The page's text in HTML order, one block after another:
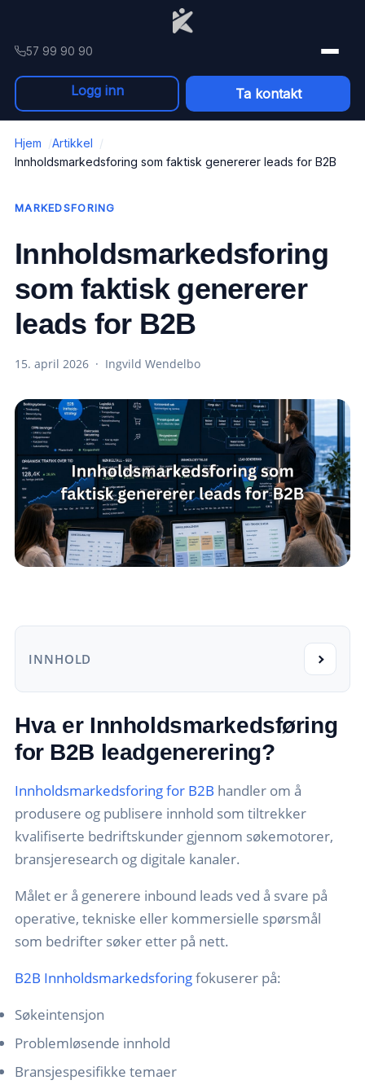
57 99 90 90
Logg inn Ta kontakt
Hjem
Artikkel
Innholdsmarkedsforing som faktisk genererer leads for B2B
MARKEDSFORING
Innholdsmarkedsforing
som faktisk genererer
leads for B2B
15. april 2026 · Ingvild Wendelbo
INNHOLD
Hva er Innholdsmarkedsføring
for B2B leadgenerering?
Innholdsmarkedsforing for B2B handler om å
produsere og publisere innhold som tiltrekker
kvalifiserte bedriftskunder gjennom søkemotorer,
bransjeresearch og digitale kanaler.
Målet er å generere inbound leads ved å svare på
operative, tekniske eller kommersielle spørsmål
som bedrifter søker etter på nett.
B2B Innholdsmarkedsforingfokuserer på:
Søkeintensjon
Problemløsende innhold
Bransjespesifikke temaer